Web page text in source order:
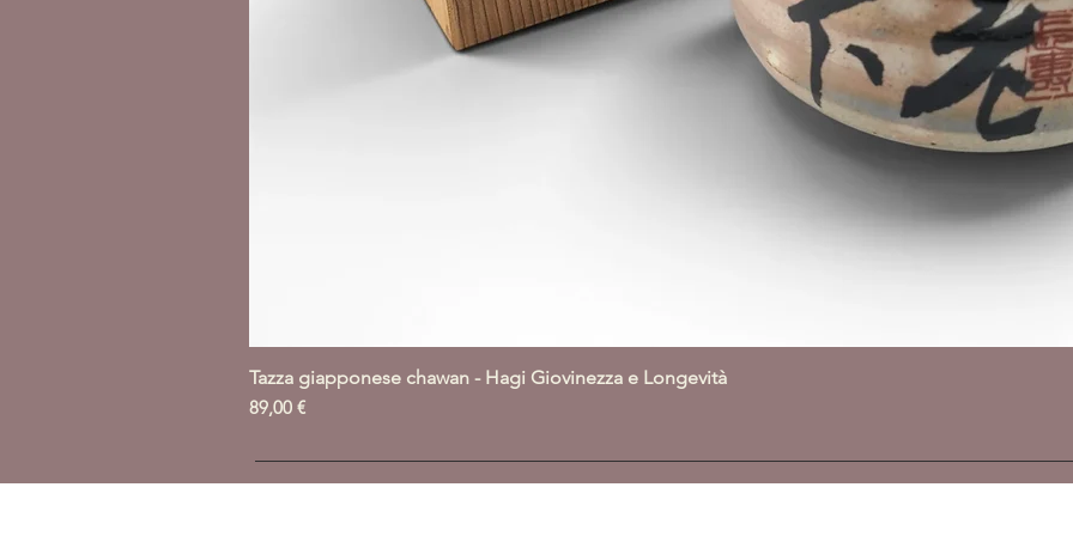
Tazza giapponese chawan - Hagi Giovinezza e Longevità
Prezzo
89,00 €